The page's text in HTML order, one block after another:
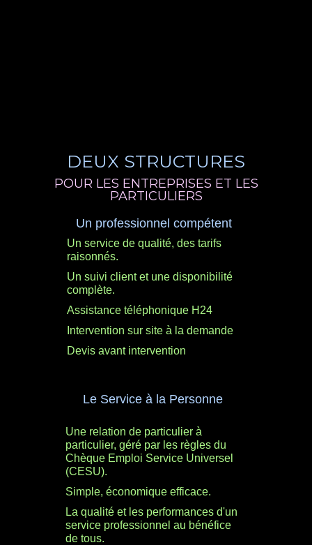
DEUX STRUCTURES
POUR LES ENTREPRISES ET LES
PARTICULIERS
Le Service à la Personne
Une relation de particulier à
particulier, géré par les règles du
Chèque Emploi Service Universel
(CESU).
Simple, économique efficace.
La qualité et les performances d'un
service professionnel au bénéfice
de tous.
Un professionnel compétent
Un service de qualité, des tarifs
raisonnés.
Un suivi client et une disponibilité
complète.
Assistance téléphonique H24
Intervention sur site à la demande
Devis avant intervention